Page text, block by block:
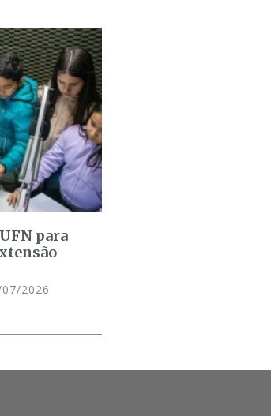
para
2026